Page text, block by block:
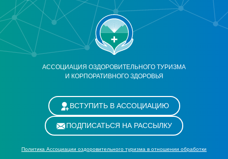
АССОЦИАЦИЯ ОЗДОРОВИТЕЛЬНОГО ТУРИЗМА
И КОРПОРАТИВНОГО ЗДОРОВЬЯ
ВСТУПИТЬ В АССОЦИАЦИЮ
ПОДПИСАТЬСЯ НА РАССЫЛКУ
Политика Ассоциации оздоровительного туризма в отношении обработки